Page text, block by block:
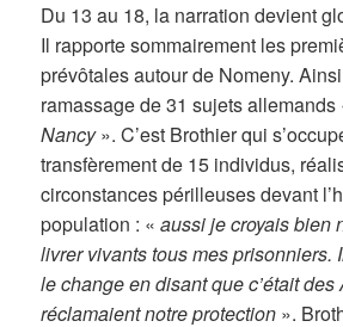
Du 13 au 18, la narration devient
Il rapporte sommairement les
prévôtales autour de Nomeny.
ramassage de 31 sujets
Nancy». C’est Brothier qui
transfèrement de 15 individus,
circonstances périlleuses devant
population : «aussi je croyais bien
livrer vivants tous mes prisonniers.
le change en disant que c’était
réclamaient notre protection ».